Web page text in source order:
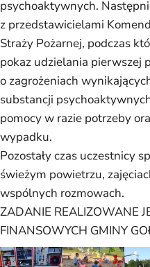
psychoaktywnych.
z przedstawicielami
Straży Pożarnej, podczas
pokaz udzielania pierwszej
o zagrożeniach
substancji
pomocy w razie potrzeby
wypadku.
Pozostały czas uczestnicy
świeżym powietrzu,
wspólnych rozmowach.
ZADANIE REALIZOWANE
FINANSOWYCH GMINY